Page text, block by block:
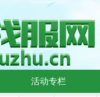
活动专栏